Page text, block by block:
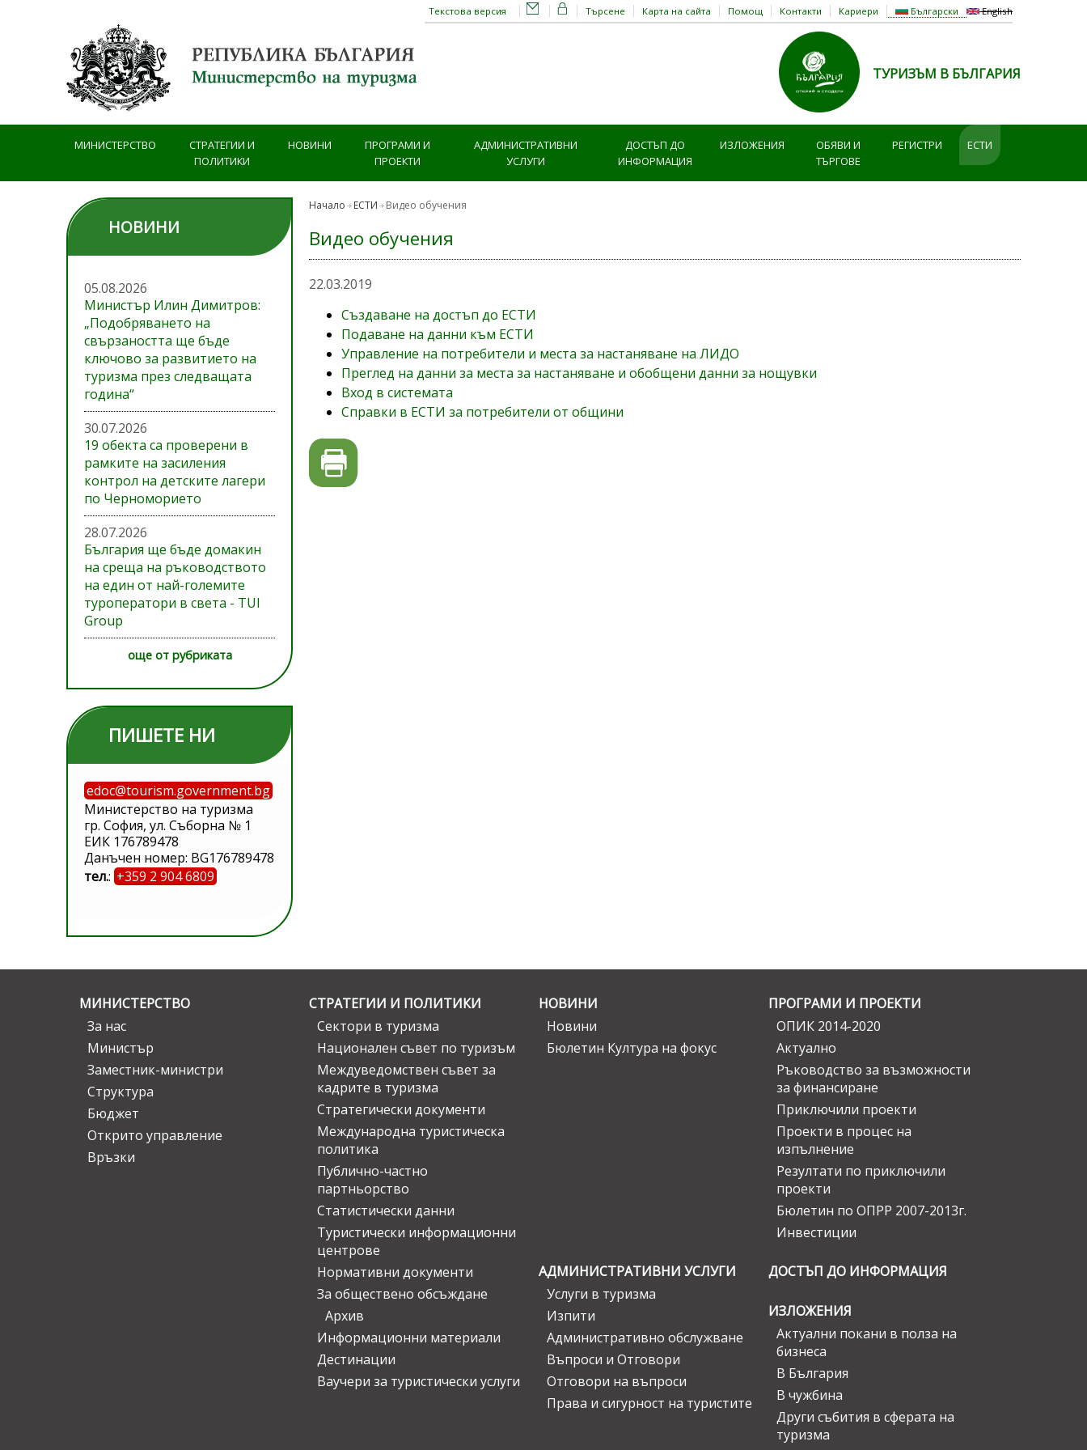
Български English
Търсене Карта на сайта Помощ Контакти Кариери
Текстова версия
ТУРИЗЪМ В БЪЛГАРИЯ
МИНИСТЕРСТВО
СТРАТЕГИИ И
ПОЛИТИКИ
НОВИНИ
ПРОГРАМИ И
ПРОЕКТИ
АДМИНИСТРАТИВНИ
УСЛУГИ
ДОСТЪП ДО
ИНФОРМАЦИЯ
ИЗЛОЖЕНИЯ
ОБЯВИ И
ТЪРГОВЕ
РЕГИСТРИ ЕСТИ
НОВИНИ
05.08.2026
Министър Илин Димитров:
„Подобряването на
свързаността ще бъде
ключово за развитието на
туризма през следващата
година“
30.07.2026
19 обекта са проверени в
рамките на засиления
контрол на детските лагери
по Черноморието
28.07.2026
България ще бъде домакин
на среща на ръководството
на един от най-големите
туроператори в света - TUI
Group
още от рубриката
ПИШЕТЕ НИ
edoc@tourism.government.bg
Министерство на туризма
гр. София, ул. Съборна № 1
ЕИК 176789478
Данъчен номер: BG176789478
тел.: +359 2 904 6809
Начало ЕСТИ Видео обучения
Видео обучения
22.03.2019
Създаване на достъп до ЕСТИ
Подаване на данни към ЕСТИ
Управление на потребители и места за настаняване на ЛИДО
Преглед на данни за места за настаняване и обобщени данни за нощувки
Вход в системата
Справки в ЕСТИ за потребители от общини
МИНИСТЕРСТВО
За нас
Министър
Заместник-министри
Структура
Бюджет
Открито управление
Връзки
СТРАТЕГИИ И ПОЛИТИКИ
Сектори в туризма
Национален съвет по туризъм
Междуведомствен съвет за
кадрите в туризма
Стратегически документи
Международна туристическа
политика
Публично-частно
партньорство
Статистически данни
Туристически информационни
центрове
Нормативни документи
За обществено обсъждане
Архив
Информационни материали
Дестинации
Ваучери за туристически услуги
НОВИНИ
Новини
Бюлетин Култура на фокус
ПРОГРАМИ И ПРОЕКТИ
ОПИК 2014-2020
Актуално
Ръководство за възможности
за финансиране
Приключили проекти
Проекти в процес на
изпълнение
Резултати по приключили
проекти
Бюлетин по ОПРР 2007-2013г.
Инвестиции
АДМИНИСТРАТИВНИ УСЛУГИ
Услуги в туризма
Изпити
Административно обслужване
Въпроси и Отговори
Отговори на въпроси
Права и сигурност на туристите
ДОСТЪП ДО ИНФОРМАЦИЯ
ИЗЛОЖЕНИЯ
Актуални покани в полза на
бизнеса
В България
В чужбина
Други събития в сферата на
туризма